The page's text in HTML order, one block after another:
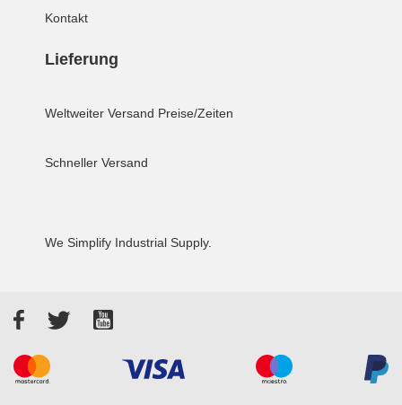
Kontakt
Lieferung
Weltweiter Versand Preise/Zeiten
Schneller Versand
We Simplify Industrial Supply.
FacebookTwitterYouTube